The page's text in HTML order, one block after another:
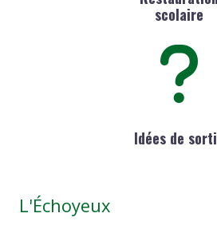
scolaire
Idées de
L'Échoyeux